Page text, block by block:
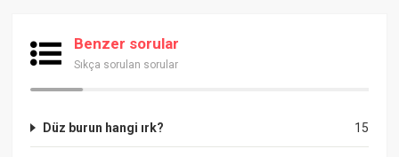
Benzer sorular
Sıkça sorulan sorular
15
Düz burun hangi ırk?